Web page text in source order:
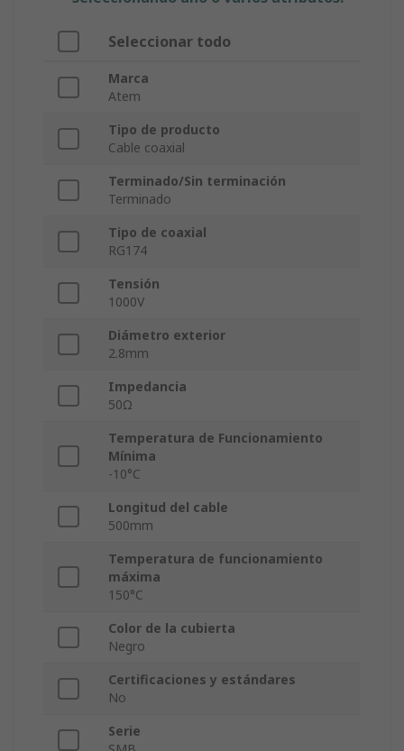
Seleccionar todo
Marca
Atem
Tipo de producto
Cable coaxial
Terminado/Sin terminación
Terminado
Tipo de coaxial
RG174
Tensión
1000V
Diámetro exterior
2.8mm
Impedancia
50Ω
Temperatura de Funcionamiento
Mínima
-10°C
Longitud del cable
500mm
Temperatura de funcionamiento
máxima
150°C
Color de la cubierta
Negro
Certificaciones y estándares
No
Serie